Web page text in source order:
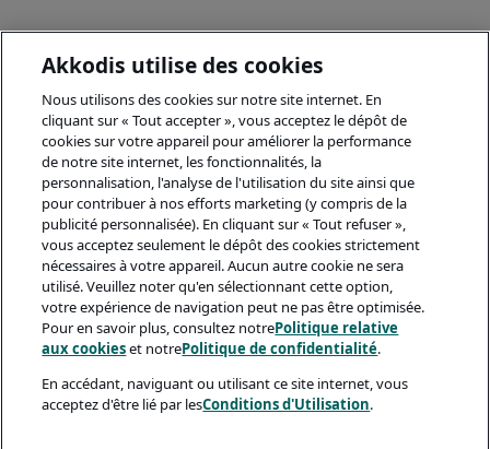
Akkodis utilise des cookies
Nous utilisons des cookies sur notre site internet. En
cliquant sur « Tout accepter », vous acceptez le dépôt de
cookies sur votre appareil pour améliorer la performance
de notre site internet, les fonctionnalités, la
personnalisation, l'analyse de l'utilisation du site ainsi que
pour contribuer à nos efforts marketing (y compris de la
publicité personnalisée). En cliquant sur « Tout refuser »,
vous acceptez seulement le dépôt des cookies strictement
nécessaires à votre appareil. Aucun autre cookie ne sera
utilisé. Veuillez noter qu'en sélectionnant cette option,
votre expérience de navigation peut ne pas être optimisée.
Pour en savoir plus, consultez notrePolitique relative
aux cookieset notrePolitique de confidentialité.
En accédant, naviguant ou utilisant ce site internet, vous
acceptez d'être lié par lesConditions d'Utilisation.